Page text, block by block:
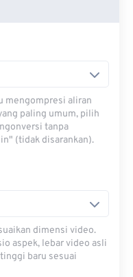
mengompresi aliran
paling umum, pilih
tanpa
(tidak disarankan).
dimensi video.
aspek, lebar video asli
baru sesuai